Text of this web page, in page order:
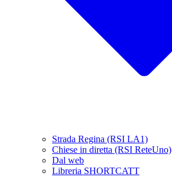
Strada Regina (RSI LA1)
Chiese in diretta (RSI ReteUno)
Dal web
Libreria SHORTCATT